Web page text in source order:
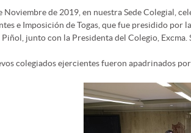
Noviembre de 2019, en nuestra Sede Colegial,
e Imposición de Togas, que fue presidido por
junto con la Presidenta del Colegio, Excma.
colegiados ejercientes fueron apadrinados